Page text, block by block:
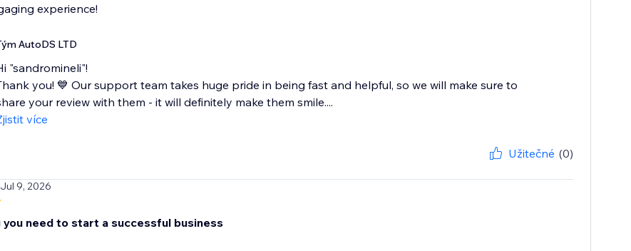
experience!
AutoDS LTD
"sandromineli"!
you! 💙 Our support team takes huge pride in being fast and helpful, so we will make sure to
your review with them - it will definitely make them smile....
více
Užitečné (0)
9, 2026
you need to start a successful business